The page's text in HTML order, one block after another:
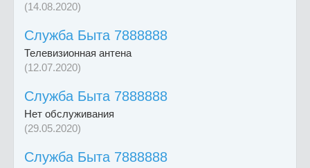
(14.08.2020)
Служба Быта 7888888
Телевизионная антена
(12.07.2020)
Служба Быта 7888888
Нет обслуживания
(29.05.2020)
Служба Быта 7888888